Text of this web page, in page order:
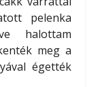
pelenka
halottam
meg a
égették